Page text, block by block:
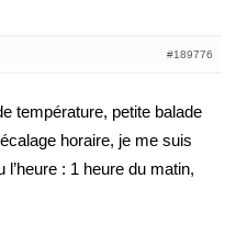
#189776
température, petite balade
horaire, je me suis
l’heure : 1 heure du matin,